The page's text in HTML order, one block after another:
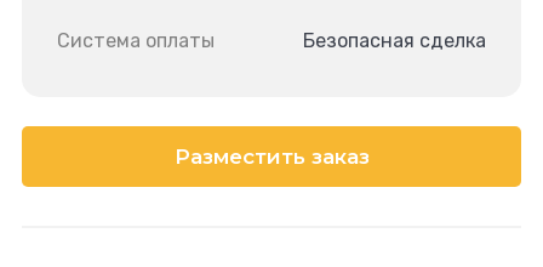
Система оплаты Безопасная сделка
Разместить заказ